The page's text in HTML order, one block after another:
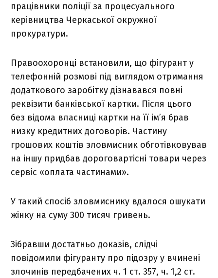
працівники поліції за процесуального
керівництва Черкаської окружної
прокуратури.
Правоохоронці встановили, що фігурант у
телефонній розмові під виглядом отримання
додаткового заробітку дізнавався повні
реквізити банківської картки. Після цього
без відома власниці картки на її ім’я брав
низку кредитних договорів. Частину
грошових коштів зловмисник обготівковував
на іншу придбав дороговартісні товари через
сервіс «оплата частинами».
У такий спосіб зловмиснику вдалося ошукати
жінку на суму 300 тисяч гривень.
Зібравши достатньо доказів, слідчі
повідомили фігуранту про підозру у вчинені
злочинів передбачених ч. 1 ст. 357, ч. 1,2 ст.